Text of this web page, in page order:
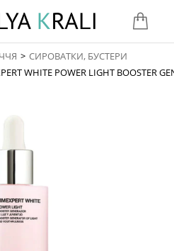
СИРОВАТКИ, БУСТЕРИ
WHITE POWER LIGHT BOOSTER